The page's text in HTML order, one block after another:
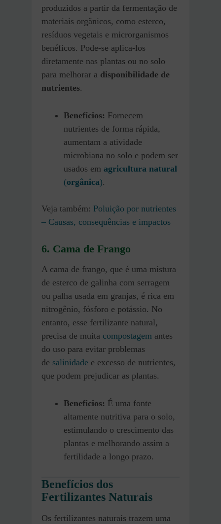
produzidos a partir da fermentação de
materiais orgânicos, como esterco,
resíduos vegetais e microrganismos
benéficos. Pode-se aplica-los
diretamente nas plantas ou no solo
para melhorar a disponibilidade de
nutrientes.
Benefícios: Fornecem
nutrientes de forma rápida,
aumentam a atividade
microbiana no solo e podem ser
usados em agricultura natural
(orgânica).
Veja também: Poluição por nutrientes
– Causas, consequências e impactos
6. Cama de Frango
A cama de frango, que é uma mistura
de esterco de galinha com serragem
ou palha usada em granjas, é rica em
nitrogênio, fósforo e potássio. No
entanto, esse fertilizante natural,
precisa de muita compostagem antes
do uso para evitar problemas
de salinidade e excesso de nutrientes,
que podem prejudicar as plantas.
Benefícios: É uma fonte
altamente nutritiva para o solo,
estimulando o crescimento das
plantas e melhorando assim a
fertilidade a longo prazo.
Benefícios dos
Fertilizantes Naturais
Os fertilizantes naturais trazem uma